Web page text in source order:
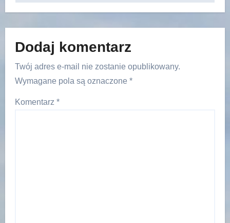
Dodaj komentarz
Twój adres e-mail nie zostanie opublikowany.
Wymagane pola są oznaczone *
Komentarz *